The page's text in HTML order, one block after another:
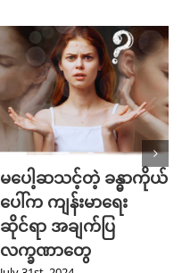
မပေါ့ဆသင့်တဲ့ ခန္ဓာကိုယ်
ပေါ်က ကျန်းမာရေး
ဆိုင်ရာ အချက်ပြ
လက္ခဏာတွေ